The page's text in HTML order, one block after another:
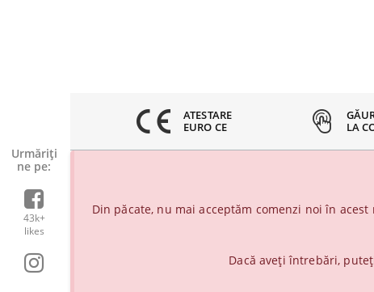
Urmăriți-
ne pe:
43k+
likes
ATESTARE
EURO CE
LA
Din păcate, nu mai acceptăm comenzi noi în
Dacă aveți întrebări,